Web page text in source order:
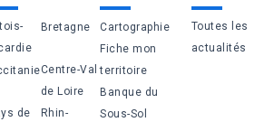
Bretagne
Centre-Val
de Loire
de
Rhin-
Cartographie
Fiche mon
territoire
Banque du
Sous-Sol
Toutes les
actualités